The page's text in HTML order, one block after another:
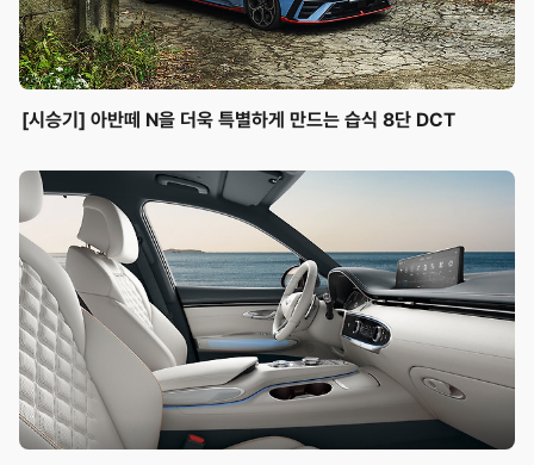
[시승기] 아반떼 N을 더욱 특별하게 만드는 습식 8단 DCT